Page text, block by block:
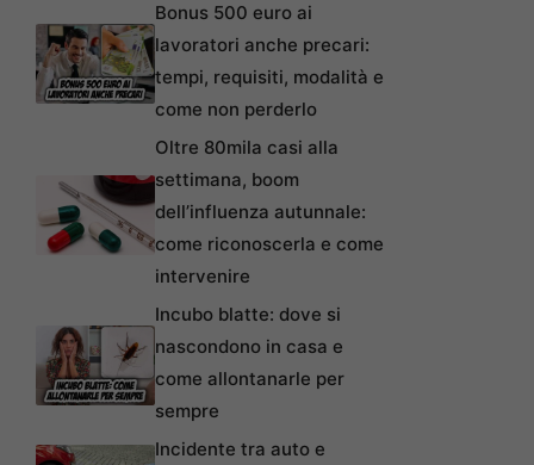
Bonus 500 euro ai
lavoratori anche precari:
tempi, requisiti, modalità e
come non perderlo
Oltre 80mila casi alla
settimana, boom
dell’influenza autunnale:
come riconoscerla e come
intervenire
Incubo blatte: dove si
nascondono in casa e
come allontanarle per
sempre
Incidente tra auto e